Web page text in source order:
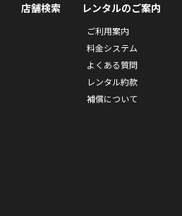
店舗検索 レンタルのご案内
ご利用案内
料金システム
よくある質問
レンタル約款
補償について